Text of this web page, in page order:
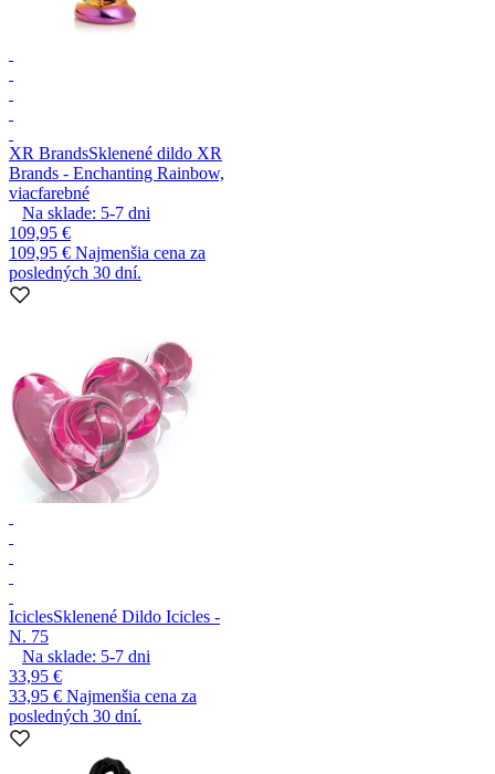
XR BrandsSklenené dildo XR
Brands - Enchanting Rainbow,
viacfarebné
Na sklade: 5-7 dni
109,95 €
109,95 € Najmenšia cena za
posledných 30 dní.
IciclesSklenené Dildo Icicles -
N. 75
Na sklade: 5-7 dni
33,95 €
33,95 € Najmenšia cena za
posledných 30 dní.